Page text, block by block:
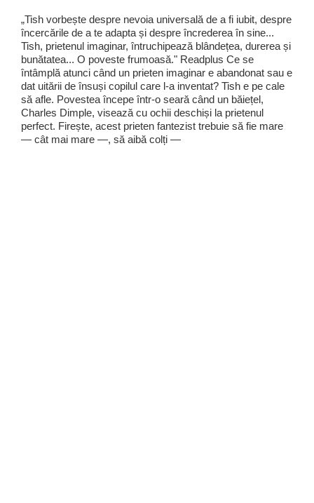
„Tish vorbește despre nevoia universală de a fi iubit, despre
încercările de a te adapta și despre încrederea în sine...
Tish, prietenul imaginar, întruchipează blândețea, durerea și
bunătatea... O poveste frumoasă." Readplus Ce se
întâmplă atunci când un prieten imaginar e abandonat sau e
dat uitării de însuși copilul care l-a inventat? Tish e pe cale
să afle. Povestea începe într-o seară când un băiețel,
Charles Dimple, visează cu ochii deschiși la prietenul
perfect. Firește, acest prieten fantezist trebuie să fie mare
— cât mai mare —, să aibă colți —